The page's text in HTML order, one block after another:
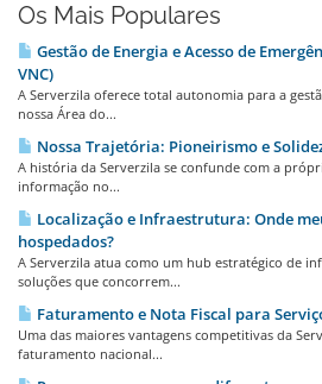
Os Mais Populares
Gestão de Energia e Acesso de
VNC)
A Serverzila oferece total autonomia para a
nossa Área do...
Nossa Trajetória: Pioneirismo e
A história da Serverzila se confunde com a
informação no...
Localização e Infraestrutura: Onde
hospedados?
A Serverzila atua como um hub estratégico de
soluções que concorrem...
Faturamento e Nota Fiscal para
Uma das maiores vantagens competitivas da
faturamento nacional...